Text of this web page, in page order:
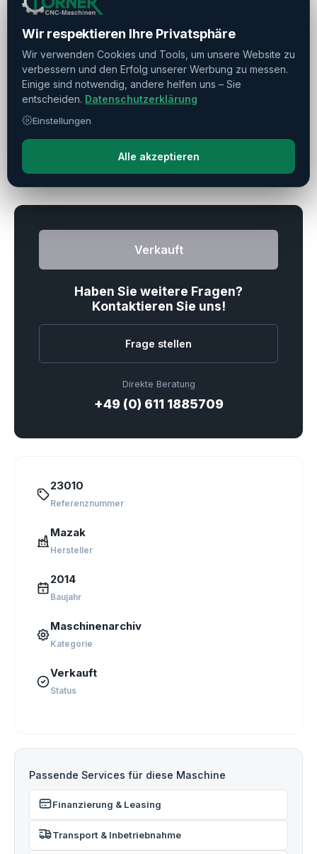
Weitere Ausstattung
Maschinendaten ▼
Reitstock
Teilen
Verkauft
Haben Sie weitere Fragen?
Kontaktieren Sie uns!
Frage stellen
Direkte Beratung
+49 (0) 611 1885709
23010
Referenznummer
Mazak
Hersteller
2014
Baujahr
Maschinenarchiv
Kategorie
Verkauft
Status
Passende Services für diese Maschine
Finanzierung & Leasing
Transport & Inbetriebnahme
Wir respektieren Ihre Privatsphäre
Wir verwenden Cookies und Tools, um unsere Website zu
verbessern und den Erfolg unserer Werbung zu messen.
Einige sind notwendig, andere helfen uns – Sie
entscheiden. Datenschutzerklärung
Einstellungen
Alle akzeptieren